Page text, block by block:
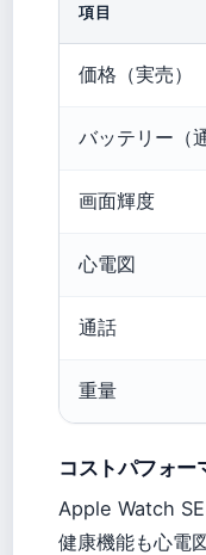
項目
価格（実売）
バッテリー（
画面輝度
心電図
通話
重量
コストパフォー
Apple Watch
健康機能も心電